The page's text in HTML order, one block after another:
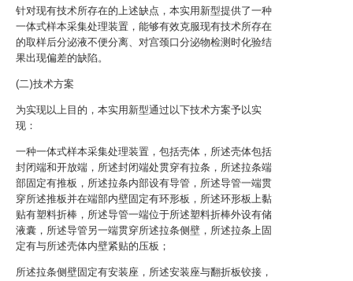
针对现有技术所存在的上述缺点，本实用新型提供了一种
一体式样本采集处理装置，能够有效克服现有技术所存在
的取样后分泌液不便分离、对宫颈口分泌物检测时化验结
果出现偏差的缺陷。
(二)技术方案
为实现以上目的，本实用新型通过以下技术方案予以实
现：
一种一体式样本采集处理装置，包括壳体，所述壳体包括
封闭端和开放端，所述封闭端处贯穿有拉条，所述拉条端
部固定有推板，所述拉条内部设有导管，所述导管一端贯
穿所述推板并在端部内壁固定有环形板，所述环形板上黏
贴有塑料折棒，所述导管一端位于所述塑料折棒外设有储
液囊，所述导管另一端贯穿所述拉条侧壁，所述拉条上固
定有与所述壳体内壁紧贴的压板；
所述拉条侧壁固定有安装座，所述安装座与翻折板铰接，